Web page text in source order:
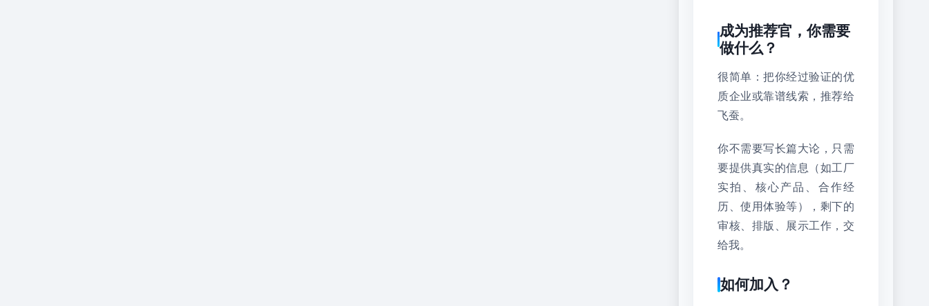
成为推荐官，你需要
做什么？
很简单：把你经过验证的优
质企业或靠谱线索，推荐给
飞蚕。
你不需要写长篇大论，只需
要提供真实的信息（如工厂
实拍、核心产品、合作经
历、使用体验等），剩下的
审核、排版、展示工作，交
给我。
如何加入？